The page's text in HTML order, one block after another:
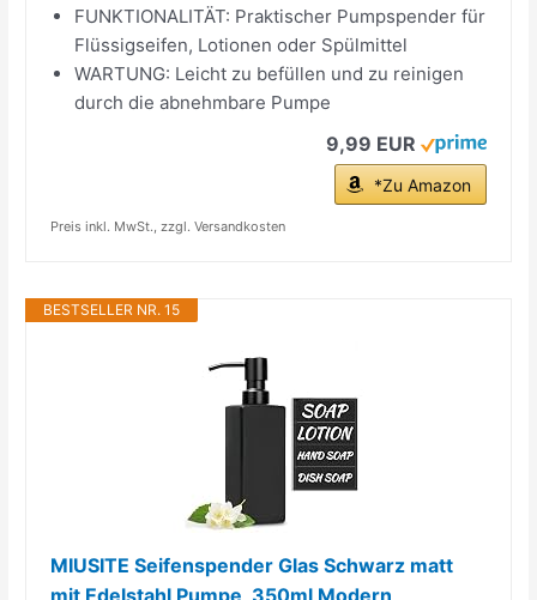
FUNKTIONALITÄT: Praktischer Pumpspender für
Flüssigseifen, Lotionen oder Spülmittel
WARTUNG: Leicht zu befüllen und zu reinigen
durch die abnehmbare Pumpe
9,99 EUR
*Zu Amazon
Preis inkl. MwSt., zzgl. Versandkosten
BESTSELLER NR. 15
MIUSITE Seifenspender Glas Schwarz matt
mit Edelstahl Pumpe, 350ml Modern